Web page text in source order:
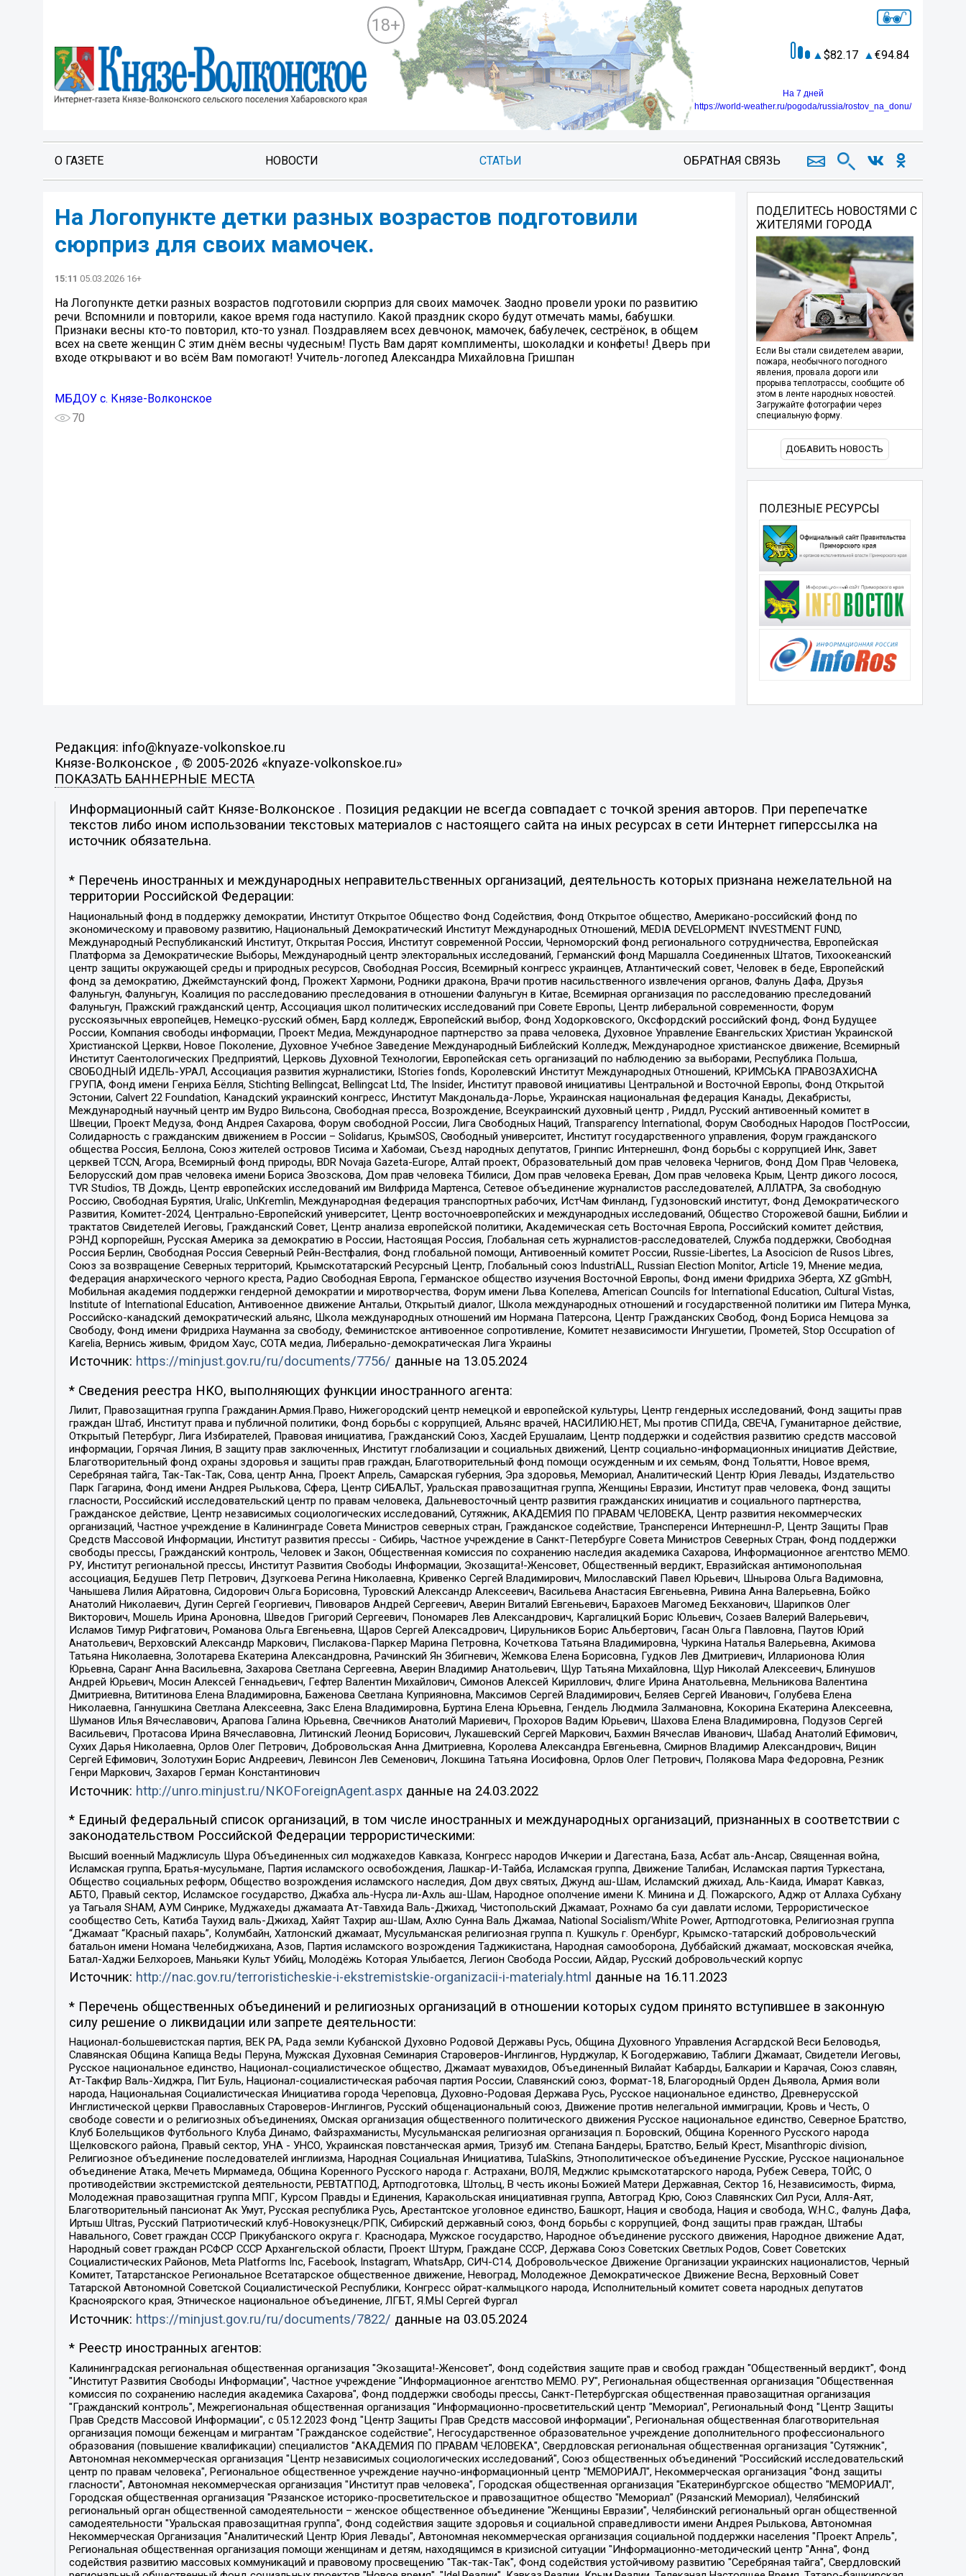
18+
82.17 94.84
На 7 дней
https://world-weather.ru/pogoda/russia/rostov_na_donu/
О ГАЗЕТЕ НОВОСТИ СТАТЬИ ОБРАТНАЯ СВЯЗЬ
На Логопункте детки разных возрастов подготовили
сюрприз для своих мамочек.
15:11 05.03.2026 16+
На Логопункте детки разных возрастов подготовили сюрприз для своих мамочек. Заодно провели уроки по развитию
речи. Вспомнили и повторили, какое время года наступило. Какой праздник скоро будут отмечать мамы, бабушки.
Признаки весны кто-то повторил, кто-то узнал. Поздравляем всех девчонок, мамочек, бабулечек, сестрёнок, в общем
всех на свете женщин С этим днём весны чудесным! Пусть Вам дарят комплименты, шоколадки и конфеты! Дверь при
входе открывают и во всём Вам помогают! Учитель-логопед Александра Михайловна Гришпан
МБДОУ с. Князе-Волконское
70
ПОДЕЛИТЕСЬ НОВОСТЯМИ С
ЖИТЕЛЯМИ ГОРОДА
Если Вы стали свидетелем аварии,
пожара, необычного погодного
явления, провала дороги или
прорыва теплотрассы, сообщите об
этом в ленте народных новостей.
Загружайте фотографии через
специальную форму.
ДОБАВИТЬ НОВОСТЬ
ПОЛЕЗНЫЕ РЕСУРСЫ
Редакция: info@knyaze-volkonskoe.ru
Князе-Волконское , © 2005-2026 «knyaze-volkonskoe.ru»
ПОКАЗАТЬ БАННЕРНЫЕ МЕСТА
Информационный сайт Князе-Волконское . Позиция редакции не всегда совпадает с точкой зрения авторов. При перепечатке
текстов либо ином использовании текстовых материалов с настоящего сайта на иных ресурсах в сети Интернет гиперссылка на
источник обязательна.
* Перечень иностранных и международных неправительственных организаций, деятельность которых признана нежелательной на
территории Российской Федерации:
Национальный фонд в поддержку демократии, Институт Открытое Общество Фонд Содействия, Фонд Открытое общество, Американо-российский фонд по
экономическому и правовому развитию, Национальный Демократический Институт Международных Отношений, MEDIA DEVELOPMENT INVESTMENT FUND,
Международный Республиканский Институт, Открытая Россия, Институт современной России, Черноморский фонд регионального сотрудничества, Европейская
Платформа за Демократические Выборы, Международный центр электоральных исследований, Германский фонд Маршалла Соединенных Штатов, Тихоокеанский
центр защиты окружающей среды и природных ресурсов, Свободная Россия, Всемирный конгресс украинцев, Атлантический совет, Человек в беде, Европейский
фонд за демократию, Джеймстаунский фонд, Прожект Хармони, Родники дракона, Врачи против насильственного извлечения органов, Фалунь Дафа, Друзья
Фалуньгун, Фалуньгун, Коалиция по расследованию преследования в отношении Фалуньгун в Китае, Всемирная организация по расследованию преследований
Фалуньгун, Пражский гражданский центр, Ассоциация школ политических исследований при Совете Европы, Центр либеральной современности, Форум
русскоязычных европейцев, Немецко-русский обмен, Бард колледж, Европейский выбор, Фонд Ходорковского, Оксфордский российский фонд, Фонд Будущее
России, Компания свободы информации, Проект Медиа, Международное партнерство за права человека, Духовное Управление Евангельских Христиан Украинской
Христианской Церкви, Новое Поколение, Духовное Учебное Заведение Международный Библейский Колледж, Международное христианское движение, Всемирный
Институт Саентологических Предприятий, Церковь Духовной Технологии, Европейская сеть организаций по наблюдению за выборами, Республика Польша,
СВОБОДНЫЙ ИДЕЛЬ-УРАЛ, Ассоциация развития журналистики, IStories fonds, Королевский Институт Международных Отношений, КРИМСЬКА ПРАВОЗАХИСНА
ГРУПА, Фонд имени Генриха Бёлля, Stichting Bellingcat, Bellingcat Ltd, The Insider, Институт правовой инициативы Центральной и Восточной Европы, Фонд Открытой
Эстонии, Calvert 22 Foundation, Канадский украинский конгресс, Институт Макдональда-Лорье, Украинская национальная федерация Канады, Декабристы,
Международный научный центр им Вудро Вильсона, Свободная пресса, Возрождение, Всеукраинский духовный центр , Риддл, Русский антивоенный комитет в
Швеции, Проект Медуза, Фонд Андрея Сахарова, Форум свободной России, Лига Свободных Наций, Transparеncy International, Форум Свободных Народов ПостРоссии,
Солидарность с гражданским движением в России – Solidarus, КрымSOS, Свободный университет, Институт государственного управления, Форум гражданского
общества Россия, Беллона, Союз жителей островов Тисима и Хабомаи, Съезд народных депутатов, Гринпис Интернешнл, Фонд борьбы с коррупцией Инк, Завет
церквей TCCN, Агора, Всемирный фонд природы, BDR Novaja Gazeta-Europe, Алтай проект, Образовательный дом прав человека Чернигов, Фонд Дом Прав Человека,
Белорусский дом прав человека имени Бориса Звозскова, Дом прав человека Тбилиси, Дом прав человека Ереван, Дом прав человека Крым, Центр дикого лосося,
TVR Studios, ТВ Дождь, Центр европейских исследований им Вилфрида Мартенса, Сетевое объединение журналистов расследователей, АЛЛАТРА, За свободную
Россию, Свободная Бурятия, Uralic, UnKremlin, Международная федерация транспортных рабочих, ИстЧам Финланд, Гудзоновский институт, Фонд Демократического
Развития, Комитет-2024, Центрально-Европейский университет, Центр восточноевропейских и международных исследований, Общество Сторожевой башни, Библии и
трактатов Свидетелей Иеговы, Гражданский Совет, Центр анализа европейской политики, Академическая сеть Восточная Европа, Российский комитет действия,
РЭНД корпорейшн, Русская Америка за демократию в России, Настоящая Россия, Глобальная сеть журналистов-расследователей, Служба поддержки, Свободная
Россия Берлин, Свободная Россия Северный Рейн-Вестфалия, Фонд глобальной помощи, Антивоенный комитет России, Russie-Libertes, La Asocicion de Rusos Libres,
Союз за возвращение Северных территорий, Крымскотатарский Ресурсный Центр, Глобальный союз IndustriALL, Russian Election Monitor, Article 19, Мнение медиа,
Федерация анархического черного креста, Радио Свободная Европа, Германское общество изучения Восточной Европы, Фонд имени Фридриха Эберта, XZ gGmbH,
Мобильная академия поддержки гендерной демократии и миротворчества, Форум имени Льва Копелева, American Councils for International Education, Cultural Vistas,
Institute of International Education, Антивоенное движение Антальи, Открытый диалог, Школа международных отношений и государственной политики им Питера Мунка,
Российско-канадский демократический альянс, Школа международных отношений им Нормана Патерсона, Центр Гражданских Свобод, Фонд Бориса Немцова за
Свободу, Фонд имени Фридриха Науманна за свободу, Феминистское антивоенное сопротивление, Комитет независимости Ингушетии, Прометей, Stop Occupation of
Karelia, Вернись живым, Фридом Хаус, СОТА медиа, Либерально-демократическая Лига Украины
Источник: https://minjust.gov.ru/ru/documents/7756/ данные на 13.05.2024
* Сведения реестра НКО, выполняющих функции иностранного агента:
Лилит, Правозащитная группа Гражданин.Армия.Право, Нижегородский центр немецкой и европейской культуры, Центр гендерных исследований, Фонд защиты прав
граждан Штаб, Институт права и публичной политики, Фонд борьбы с коррупцией, Альянс врачей, НАСИЛИЮ.НЕТ, Мы против СПИДа, СВЕЧА, Гуманитарное действие,
Открытый Петербург, Лига Избирателей, Правовая инициатива, Гражданский Союз, Хасдей Ерушалаим, Центр поддержки и содействия развитию средств массовой
информации, Горячая Линия, В защиту прав заключенных, Институт глобализации и социальных движений, Центр социально-информационных инициатив Действие,
Благотворительный фонд охраны здоровья и защиты прав граждан, Благотворительный фонд помощи осужденным и их семьям, Фонд Тольятти, Новое время,
Серебряная тайга, Так-Так-Так, Сова, центр Анна, Проект Апрель, Самарская губерния, Эра здоровья, Мемориал, Аналитический Центр Юрия Левады, Издательство
Парк Гагарина, Фонд имени Андрея Рылькова, Сфера, Центр СИБАЛЬТ, Уральская правозащитная группа, Женщины Евразии, Институт прав человека, Фонд защиты
гласности, Российский исследовательский центр по правам человека, Дальневосточный центр развития гражданских инициатив и социального партнерства,
Гражданское действие, Центр независимых социологических исследований, Сутяжник, АКАДЕМИЯ ПО ПРАВАМ ЧЕЛОВЕКА, Центр развития некоммерческих
организаций, Частное учреждение в Калининграде Совета Министров северных стран, Гражданское содействие, Трансперенси Интернешнл-Р, Центр Защиты Прав
Средств Массовой Информации, Институт развития прессы - Сибирь, Частное учреждение в Санкт-Петербурге Совета Министров Северных Стран, Фонд поддержки
свободы прессы, Гражданский контроль, Человек и Закон, Общественная комиссия по сохранению наследия академика Сахарова, Информационное агентство МЕМО.
РУ, Институт региональной прессы, Институт Развития Свободы Информации, Экозащита!-Женсовет, Общественный вердикт, Евразийская антимонопольная
ассоциация, Бедушев Петр Петрович, Дзугкоева Регина Николаевна, Кривенко Сергей Владимирович, Милославский Павел Юрьевич, Шнырова Ольга Вадимовна,
Чанышева Лилия Айратовна, Сидорович Ольга Борисовна, Туровский Александр Алексеевич, Васильева Анастасия Евгеньевна, Ривина Анна Валерьевна, Бойко
Анатолий Николаевич, Дугин Сергей Георгиевич, Пивоваров Андрей Сергеевич, Аверин Виталий Евгеньевич, Барахоев Магомед Бекханович, Шарипков Олег
Викторович, Мошель Ирина Ароновна, Шведов Григорий Сергеевич, Пономарев Лев Александрович, Каргалицкий Борис Юльевич, Созаев Валерий Валерьевич,
Исламов Тимур Рифгатович, Романова Ольга Евгеньевна, Щаров Сергей Алексадрович, Цирульников Борис Альбертович, Гасан Ольга Павловна, Паутов Юрий
Анатольевич, Верховский Александр Маркович, Пислакова-Паркер Марина Петровна, Кочеткова Татьяна Владимировна, Чуркина Наталья Валерьевна, Акимова
Татьяна Николаевна, Золотарева Екатерина Александровна, Рачинский Ян Збигневич, Жемкова Елена Борисовна, Гудков Лев Дмитриевич, Илларионова Юлия
Юрьевна, Саранг Анна Васильевна, Захарова Светлана Сергеевна, Аверин Владимир Анатольевич, Щур Татьяна Михайловна, Щур Николай Алексеевич, Блинушов
Андрей Юрьевич, Мосин Алексей Геннадьевич, Гефтер Валентин Михайлович, Симонов Алексей Кириллович, Флиге Ирина Анатольевна, Мельникова Валентина
Дмитриевна, Вититинова Елена Владимировна, Баженова Светлана Куприяновна, Максимов Сергей Владимирович, Беляев Сергей Иванович, Голубева Елена
Николаевна, Ганнушкина Светлана Алексеевна, Закс Елена Владимировна, Буртина Елена Юрьевна, Гендель Людмила Залмановна, Кокорина Екатерина Алексеевна,
Шуманов Илья Вячеславович, Арапова Галина Юрьевна, Свечников Анатолий Мариевич, Прохоров Вадим Юрьевич, Шахова Елена Владимировна, Подузов Сергей
Васильевич, Протасова Ирина Вячеславовна, Литинский Леонид Борисович, Лукашевский Сергей Маркович, Бахмин Вячеслав Иванович, Шабад Анатолий Ефимович,
Сухих Дарья Николаевна, Орлов Олег Петрович, Добровольская Анна Дмитриевна, Королева Александра Евгеньевна, Смирнов Владимир Александрович, Вицин
Сергей Ефимович, Золотухин Борис Андреевич, Левинсон Лев Семенович, Локшина Татьяна Иосифовна, Орлов Олег Петрович, Полякова Мара Федоровна, Резник
Генри Маркович, Захаров Герман Константинович
Источник: http://unro.minjust.ru/NKOForeignAgent.aspxданные на 24.03.2022
* Единый федеральный список организаций, в том числе иностранных и международных организаций, признанных в соответствии с
законодательством Российской Федерации террористическими:
Высший военный Маджлисуль Шура Объединенных сил моджахедов Кавказа, Конгресс народов Ичкерии и Дагестана, База, Асбат аль-Ансар, Священная война,
Исламская группа, Братья-мусульмане, Партия исламского освобождения, Лашкар-И-Тайба, Исламская группа, Движение Талибан, Исламская партия Туркестана,
Общество социальных реформ, Общество возрождения исламского наследия, Дом двух святых, Джунд аш-Шам, Исламский джихад, Аль-Каида, Имарат Кавказ,
АБТО, Правый сектор, Исламское государство, Джабха аль-Нусра ли-Ахль аш-Шам, Народное ополчение имени К. Минина и Д. Пожарского, Аджр от Аллаха Субхану
уа Тагьаля SHAM, АУМ Синрике, Муджахеды джамаата Ат-Тавхида Валь-Джихад, Чистопольский Джамаат, Рохнамо ба суи давлати исломи, Террористическое
сообщество Сеть, Катиба Таухид валь-Джихад, Хайят Тахрир аш-Шам, Ахлю Сунна Валь Джамаа, National Socialism/White Power, Артподготовка, Религиозная группа
“Джамаат “Красный пахарь”, Колумбайн, Хатлонский джамаат, Мусульманская религиозная группа п. Кушкуль г. Оренбург, Крымско-татарский добровольческий
батальон имени Номана Челебиджихана, Азов, Партия исламского возрождения Таджикистана, Народная самооборона, Дуббайский джамаат, московская ячейка,
Батал-Хаджи Белхороев, Маньяки Культ Убийц, Молодёжь Которая Улыбается, Легион Свобода России, Айдар, Русский добровольческий корпус
Источник: http://nac.gov.ru/terroristicheskie-i-ekstremistskie-organizacii-i-materialy.html данные на 16.11.2023
* Перечень общественных объединений и религиозных организаций в отношении которых судом принято вступившее в законную
силу решение о ликвидации или запрете деятельности:
Национал-большевистская партия, ВЕК РА, Рада земли Кубанской Духовно Родовой Державы Русь, Община Духовного Управления Асгардской Веси Беловодья,
Славянская Община Капища Веды Перуна, Мужская Духовная Семинария Староверов-Инглингов, Нурджулар, К Богодержавию, Таблиги Джамаат, Свидетели Иеговы,
Русское национальное единство, Национал-социалистическое общество, Джамаат мувахидов, Объединенный Вилайат Кабарды, Балкарии и Карачая, Союз славян,
Ат-Такфир Валь-Хиджра, Пит Буль, Национал-социалистическая рабочая партия России, Славянский союз, Формат-18, Благородный Орден Дьявола, Армия воли
народа, Национальная Социалистическая Инициатива города Череповца, Духовно-Родовая Держава Русь, Русское национальное единство, Древнерусской
Инглистической церкви Православных Староверов-Инглингов, Русский общенациональный союз, Движение против нелегальной иммиграции, Кровь и Честь, О
свободе совести и о религиозных объединениях, Омская организация общественного политического движения Русское национальное единство, Северное Братство,
Клуб Болельщиков Футбольного Клуба Динамо, Файзрахманисты, Мусульманская религиозная организация п. Боровский, Община Коренного Русского народа
Щелковского района, Правый сектор, УНА - УНСО, Украинская повстанческая армия, Тризуб им. Степана Бандеры, Братство, Белый Крест, Misanthropic division,
Религиозное объединение последователей инглиизма, Народная Социальная Инициатива, TulaSkins, Этнополитическое объединение Русские, Русское национальное
объединение Атака, Мечеть Мирмамеда, Община Коренного Русского народа г. Астрахани, ВОЛЯ, Меджлис крымскотатарского народа, Рубеж Севера, ТОЙС, О
противодействии экстремистской деятельности, РЕВТАТПОД, Артподготовка, Штольц, В честь иконы Божией Матери Державная, Сектор 16, Независимость, Фирма,
Молодежная правозащитная группа МПГ, Курсом Правды и Единения, Каракольская инициативная группа, Автоград Крю, Союз Славянских Сил Руси, Алля-Аят,
Благотворительный пансионат Ак Умут, Русская республика Русь, Арестантское уголовное единство, Башкорт, Нация и свобода, Нация и свобода, W.H.С., Фалунь Дафа,
Иртыш Ultras, Русский Патриотический клуб-Новокузнецк/РПК, Сибирский державный союз, Фонд борьбы с коррупцией, Фонд защиты прав граждан, Штабы
Навального, Совет граждан СССР Прикубанского округа г. Краснодара, Мужское государство, Народное объединение русского движения, Народное движение Адат,
Народный совет граждан РСФСР СССР Архангельской области, Проект Штурм, Граждане СССР, Держава Союз Советских Светлых Родов, Совет Советских
Социалистических Районов, Meta Platforms Inc, Facebook, Instagram, WhatsApp, СИЧ-С14, Добровольческое Движение Организации украинских националистов, Черный
Комитет, Татарстанское Региональное Всетатарское общественное движение, Невоград, Молодежное Демократическое Движение Весна, Верховный Совет
Татарской Автономной Советской Социалистической Республики, Конгресс ойрат-калмыцкого народа, Исполнительный комитет совета народных депутатов
Красноярского края, Этническое национальное объединение, ЛГБТ, Я.МЫ Сергей Фургал
Источник: https://minjust.gov.ru/ru/documents/7822/ данные на 03.05.2024
* Реестр иностранных агентов:
Калининградская региональная общественная организация "Экозащита!-Женсовет", Фонд содействия защите прав и свобод граждан "Общественный вердикт", Фонд "Институт Развития Свободы Информации", Частное учреждение "Информационное агентство МЕМО. РУ", Региональная общественная организация "Общественная комиссия по сохранению наследия академика Сахарова", Фонд поддержки свободы прессы, Санкт-Петербургская общественная правозащитная организация "Гражданский контроль", Межрегиональная общественная организация "Информационно-просветительский центр "Мемориал", Региональный Фонд "Центр Защиты Прав Средств Массовой Информации", с 05.12.2023 Фонд "Центр Защиты Прав Средств массовой информации", Региональная общественная благотворительная организация помощи беженцам и мигрантам "Гражданское содействие", Негосударственное образовательное учреждение дополнительного профессионального образования (повышение квалификации) специалистов "АКАДЕМИЯ ПО ПРАВАМ ЧЕЛОВЕКА", Свердловская региональная общественная организация "Сутяжник", Автономная некоммерческая организация "Центр независимых социологических исследований", Союз общественных объединений "Российский исследовательский центр по правам человека", Региональное общественное учреждение научно-информационный центр "МЕМОРИАЛ", Некоммерческая организация "Фонд защиты гласности", Автономная некоммерческая организация "Институт прав человека", Городская общественная организация "Екатеринбургское общество "МЕМОРИАЛ", Городская общественная организация "Рязанское историко-просветительское и правозащитное общество "Мемориал" (Рязанский Мемориал), Челябинский региональный орган общественной самодеятельности – женское общественное объединение "Женщины Евразии", Челябинский региональный орган общественной самодеятельности "Уральская правозащитная группа", Фонд содействия защите здоровья и социальной справедливости имени Андрея Рылькова, Автономная Некоммерческая Организация "Аналитический Центр Юрия Левады", Автономная некоммерческая организация социальной поддержки населения "Проект Апрель", Региональная общественная организация помощи женщинам и детям, находящимся в кризисной ситуации "Информационно-методический центр "Анна", Фонд содействия развитию массовых коммуникаций и правовому просвещению "Так-так-Так", Фонд содействия устойчивому развитию "Серебряная тайга", Свердловский региональный общественный фонд социальных проектов "Новое время", "Idel.Реалии", Кавказ.Реалии, Крым.Реалии, Телеканал Настоящее Время, Татаро-башкирская служба Радио Свобода (Azatliq Radiosi), Радио Свободная Европа/Радио Свобода (PCE/PC), "Сибирь.Реалии", "Фактограф", Благотворительный фонд помощи осужденным и их семьям, Автономная некоммерческая организация "Институт глобализации и социальных движений", Фонд "В защиту прав заключенных", Частное учреждение "Центр поддержки и содействия развитию средств массовой информации", Пензенский региональный общественный благотворительный фонд "Гражданский союз", "Север.Реалии", Некоммерческая организация Фонд "Правовая инициатива", Общество с ограниченной ответственностью "Радио Свободная Европа/Радио Свобода", Чешское информационное агентство "MEDIUM-ORIENT", Красноярская региональная общественная организация "Мы против СПИДа", Камалягин Денис Николаевич, Маркелов Сергей Евгеньевич, Пономарев Лев Александрович, Савицкая Людмила Алексеевна, Автономная некоммерческая организация "Центр по работе с проблемой насилия "НАСИЛИЮ.НЕТ", Межрегиональный профессиональный союз работников здравоохранения "Альянс врачей", Юридическое лицо, зарегистрированное в Латвийской Республике, SIA "Medusa Project" (регистрационный номер 40103797863, дата регистрации 10.06.2014), Некоммерческая организация "Фонд по борьбе с коррупцией", Автономная некоммерческая организация "Институт права и публичной политики", Баданин Роман Сергеевич, Гликин Максим Александрович, Железнова Мария Михайловна, Лукьянова Юлия Сергеевна, Маетная Елизавета Витальевна, Маняхин Петр Борисович, Чуракова Ольга Владимировна, Ярош Юлия Петровна, Юридическое лицо "The Insider SIA", зарегистрированное в Риге, Латвийская Республика (дата регистрации 26.06.2015), являющееся администратором доменного имени интернет-издания "The Insider SIA", https://theins.ru, Постернак Алексей Евгеньевич, Рубин Михаил Аркадьевич, Анин Роман Александрович, Юридическое лицо Istories fonds, зарегистрированное в Латвийской Республике (регистрационный номер 50008295751, дата регистрации 24.02.2020), Великовский Дмитрий Александрович, Долинина Ирина Николаевна, Мароховская Алеся Алексеевна, Шлейнов Роман Юрьевич, Шмагун Олеся Валентиновна, Общество с ограниченной ответственностью "Альтаир 2021", Общество с ограниченной ответственностью "Вега 2021", Общество с ограниченной ответственностью "Главный редактор 2021", Общество с ограниченной ответственностью "Ромашки монолит", Важенков Артем Валерьевич, Ивановская областная общественная организация "Центр гендерных исследований", Гурман Юрий Альбертович, Медиапроект "ОВД-Инфо", Егоров Владимир Владимирович, Жилинский Владимир Александрович, Общество с ограниченной ответственностью "ЗП", Иванова София Юрьевна, Карезина Инна Павловна, Кильтау Екатерина Викторовна, Петров Алексей Викторович, Пискунов Сергей Евгеньевич, Смирнов Сергей Сергеевич, Тихонов Михаил Сергеевич, Общество с ограниченной ответственностью "ЖУРНАЛИСТ-ИНОСТРАННЫЙ АГЕНТ", Арапова Галина Юрьевна, Вольтская Татьяна Анатольевна, Американская компания "Mason G.E.S. Anonymous Foundation" (США), являющаяся владельцем интернет-издания https://mnews.world/, Компания "Stichting Bellingcat", зарегистрированная в Нидерландах (дата регистрации 11.07.2018), Захаров Андрей Вячеславович, Клепиковская Екатерина Дмитриевна, Общество с ограниченной ответственностью "МЕМО", Перл Роман Александрович, Симонов Евгений Алексеевич, Соловьева Елена Анатольевна, Сотников Даниил Владимирович, Сурначева Елизавета Дмитриевна, Автономная некоммерческая организация по защите прав человека и информированию населения "Якутия – Наше Мнение", Общество с ограниченной ответственностью "Москоу диджитал медиа", с 26.01.2023 Общество с ограниченной ответственностью "Чайка Белые сады", Ветошкина Валерия Валерьевна, Заговора Максим Александрович, Межрегиональное общественное движение "Российская ЛГБТ - сеть", Оленичев Максим Владимирович, Павлов Иван Юрьевич, Скворцова Елена Сергеевна, Общество с ограниченной ответственностью "Как бы инагент", Кочетков Игорь Викторович, Общество с ограниченной ответственностью "Честные выборы", Еланчик Олег Александрович, Общество с ограниченной ответственностью "Нобелевский призыв", Гималова Регина Эмилевна, Григорьев Андрей Валерьевич, Григорьева Алина Александровна, Ассоциация по содействию защите прав призывников, альтернативнослужащих и военнослужащих "Правозащитная группа "Гражданин.Армия.Право", Хисамова Регина Фаритовна, Автономная некоммерческая организация по реализации социально-правовых программ "Лилит", Дальневосточное общественное движение "Маяк", Санкт-Петербургская ЛГБТ-инициативная группа "Выход", Инициативная группа ЛГБТ+ "Реверс", Алексеев Андрей Викторович, Бекбулатова Таисия Львовна, Беляев Иван Михайлович, Владыкина Елена Сергеевна, Гельман Марат Александрович, Никульшина Вероника Юрьевна, Толоконникова Надежда Андреевна, Шендерович Виктор Анатольевич, Общество с ограниченной ответственностью "Данное сообщение", Общество с ограниченной ответственностью Издательский дом "Новая глава", Айнбиндер Александра Александровна, Московский комьюнити-центр для ЛГБТ+инициатив, Благотворительный фонд развития филантропии, Deutsche Welle (Германия, Kurt-Schumacher-Strasse 3, 53113 Bonn), Борзунова Мария Михайловна, Воробьев Виктор Викторович, Голубева Анна Львовна, Константинова Алла Михайловна, Малкова Ирина Владимировна, Мурадов Мурад Абдулгалимович, Осетинская Елизавета Николаевна, Понасенков Евгений Николаевич, Ганапольский Матвей Юрьевич, Киселев Евгений Алексеевич, Борухович Ирина Григорьевна, Дремин Иван Тимофеевич, Дубровский Дмитрий Викторович, Красноярская региональная общественная организация поддержки и развития альтернативных образовательных технологий и межкультурных коммуникаций "ИНТЕРРА", Маяковская Екатерина Алексеевна, Фейгин Марк Захарович, Филимонов Андрей Викторович, Дзугкоева Регина Николаевна, Доброхотов Роман Александрович, Дудь Юрий Александрович, Елкин Сергей Владимирович, Кругликов Кирилл Игоревич, Сабунаева Мария Леонидовна, Семенов Алексей Владимирович, Шаинян Карен Багратович, Шульман Екатерина Михайловна, Асафьев Артур Валерьевич, Вахштайн Виктор Семенович, Венедиктов Алексей Алексеевич, Лушникова Екатерина Евгеньевна, Волков Леонид Михайлович, Невзоров Александр Глебович, Пархоменко Сергей Борисович, Сироткин Ярослав Николаевич, Кара-Мурза Владимир Владимирович, Баранова Наталья Владимировна, Гозман Леонид Яковлевич, Кагарлицкий Борис Юльевич, Климарев Михаил Валерьевич, Милов Владимир Станиславович, Автономная некоммерческая организация Краснодарский центр современного искусства "Типография", Моргенштерн Алишер Тагирович, Соболь Любовь Эдуардовна, Общество с ограниченной ответственностью "ЛИЗА НОРМ", Каспаров Гарри Кимович, Ходорковский Михаил Борисович, Общество с ограниченной ответственностью "Апрельские тезисы", Данилович Ирина Брониславовна, Кашин Олег Владимирович, Петров Николай Владимирович, Пивоваров Алексей Владимирович, Соколов Михаил Владимирович, Цветкова Юлия Владимировна, Чичваркин Евгений Александрович, Комитет против пыток/Команда против пыток, Общество с ограниченной ответственностью "Первый научный", Общество с ограниченной ответственностью "Вертолет и ко", Белоцерковская Вероника Борисовна, Кац Максим Евгеньевич, Лазарева Татьяна Юрьевна, Шаведдинов Руслан Табризович, Яшин Илья Валерьевич, Общество с ограниченной ответственностью "Иноагент ААВ", Алешковский Дмитрий Петрович, Альбац Евгения Марковна, Быков Дмитрий Львович, Галямина Юлия Евгеньевна, Лойко Сергей Леонидович, Мартынов Кирилл Константинович, Медведев Сергей Александрович, Крашенинников Федор Геннадиевич, Гордеева Катерина Вл